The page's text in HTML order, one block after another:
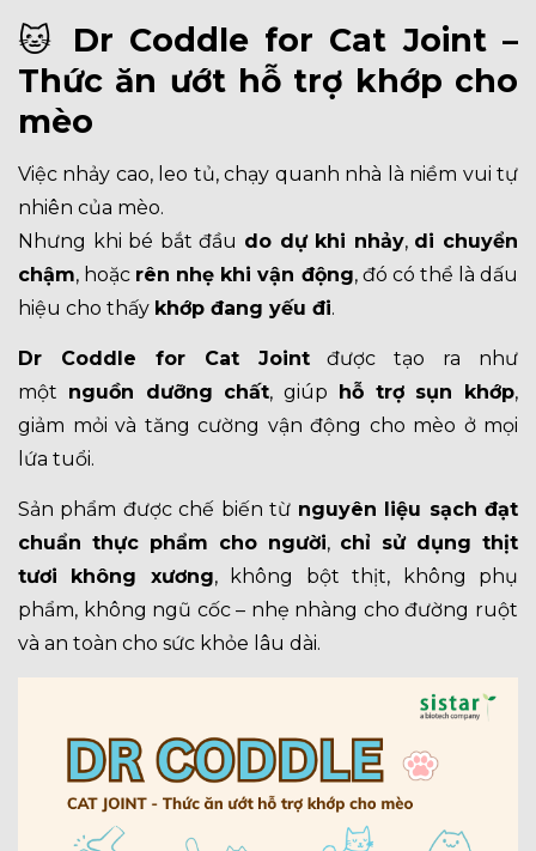
🐱 Dr Coddle for CatJoint–
Thức ăn ướt hỗ trợ khớp cho
mèo
Việc nhảy cao, leo tủ, chạy quanh nhà là niềm vui tự
nhiên của mèo.
Nhưng khi bé bắt đầu do dự khi nhảy, di chuyển
chậm, hoặc rên nhẹ khi vận động, đó có thể là dấu
hiệu cho thấy khớp đang yếu đi.
Dr Coddle for Cat Joint
được tạo ra như
một nguồn dưỡng chất, giúp hỗ trợ sụn khớp,
giảm mỏi và tăng cường vận động cho mèo ở mọi
lứa tuổi.
Sản phẩm được chế biến từ nguyên liệu sạch đạt
chuẩn thực phẩm cho người, chỉ sử dụng thịt
tươi không xương, không bột thịt, không phụ
phẩm, không ngũ cốc – nhẹ nhàng cho đường ruột
và an toàn cho sức khỏe lâu dài.